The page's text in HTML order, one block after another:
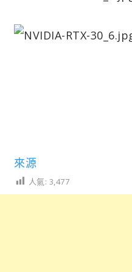
來源
人氣: 3,477